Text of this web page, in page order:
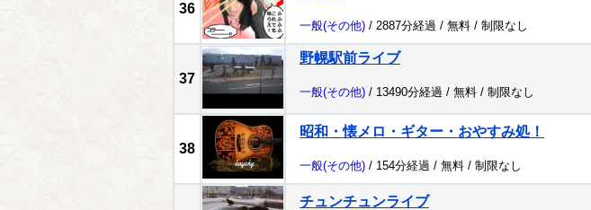
36
一般(その他) / 2887分経過 / 無料 / 制限なし
37
野幌駅前ライブ
一般(その他) / 13490分経過 / 無料 / 制限なし
38
昭和・懐メロ・ギター・おやすみ処！
一般(その他) / 154分経過 / 無料 / 制限なし
チュンチュンライブ